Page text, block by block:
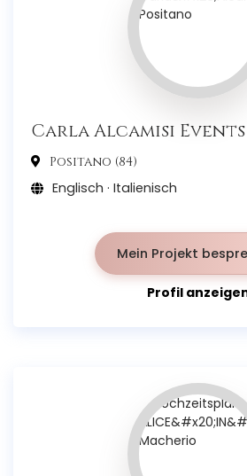
Carla Alcamisi Events
Positano (84)
Englisch · Italienisch
Mein Projekt
Profil